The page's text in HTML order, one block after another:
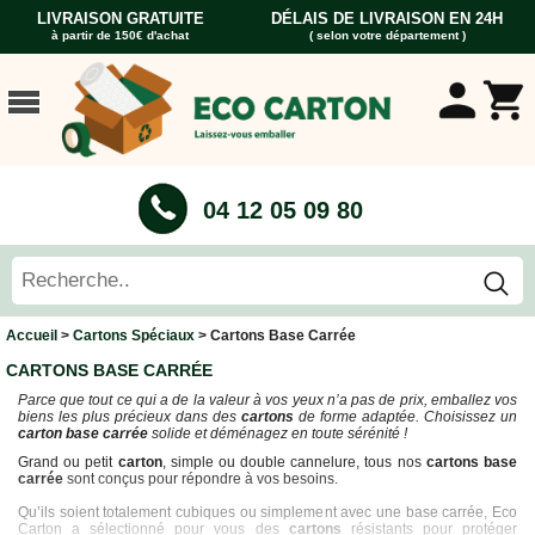
ACCUEIL
CARTONS
DÉMÉNAGEMENT
Livre
Cartons
Standard
Caisses
Vaisselle
Cartons
Informatique
Tableau
et
LIVRAISON GRATUITE
à partir de 150€ d'achat
DÉLAIS DE LIVRAISON EN 24H
( selon votre département )
04 12 05 09 80
Accueil > Cartons Spéciaux > Cartons Base Carrée
CARTONS BASE CARRÉE
Parce que tout ce qui a de la valeur à vos yeux n’a pas de prix, emballez vos
biens les plus précieux dans des cartons de forme adaptée. Choisissez un
carton base carrée solide et déménagez en toute sérénité !
Grand ou petit carton, simple ou double cannelure, tous noscartons base
carrée sont conçus pour répondre à vos besoins.
Qu’ils soient totalement cubiques ou simplement avec une base carrée, Eco
Carton a sélectionné pour vous des cartons résistants pour protéger